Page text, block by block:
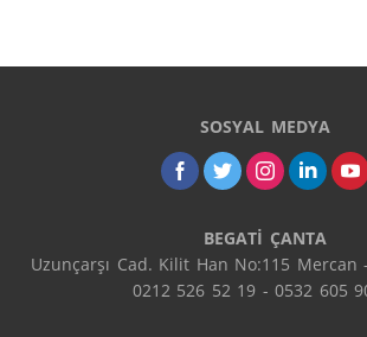
SOSYAL MEDYA
BEGATİ ÇANTA
Uzunçarşı Cad. Kilit Han No:115
0212 526 52 19 - 0532 605